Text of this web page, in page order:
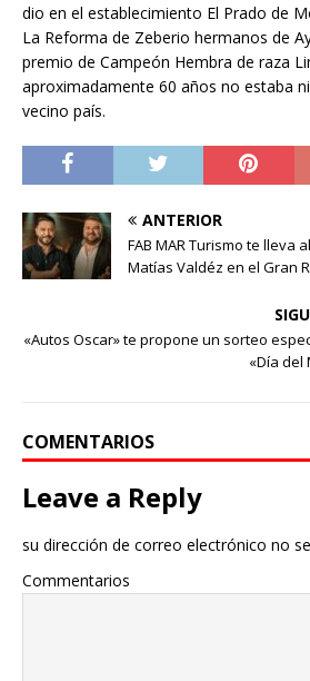
dio en el establecimiento El Prado de
La Reforma de Zeberio hermanos de
premio de Campeón Hembra de raza
aproximadamente 60 años no estaba
vecino país.
ANTERIOR
FAB MAR Turismo te lleva
Matías Valdéz en el Gran
«Autos Oscar» te propone un sorteo
«Día del
COMENTARIOS
Leave a Reply
su dirección de correo electrónico no
Commentarios